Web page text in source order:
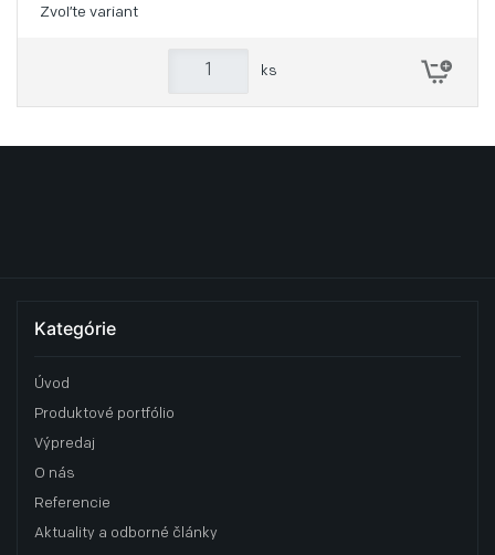
Zvoľte variant
ks
Kategórie
Úvod
Produktové portfólio
Výpredaj
O nás
Referencie
Aktuality a odborné články